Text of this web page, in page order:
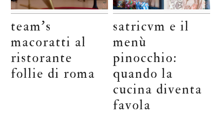
team’s
macoratti al
ristorante
follie di roma
satricvm e il
menù
pinocchio:
quando la
cucina diventa
favola